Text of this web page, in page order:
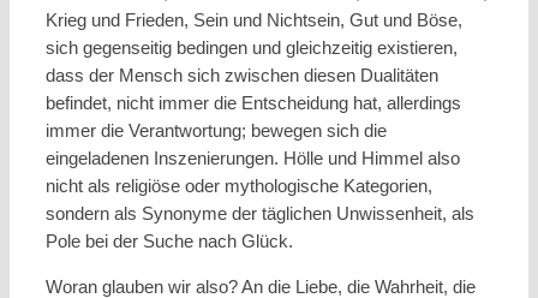
Krieg und Frieden, Sein und Nichtsein, Gut und Böse,
sich gegenseitig bedingen und gleichzeitig existieren,
dass der Mensch sich zwischen diesen Dualitäten
befindet, nicht immer die Entscheidung hat, allerdings
immer die Verantwortung; bewegen sich die
eingeladenen Inszenierungen. Hölle und Himmel also
nicht als religiöse oder mythologische Kategorien,
sondern als Synonyme der täglichen Unwissenheit, als
Pole bei der Suche nach Glück.
Woran glauben wir also? An die Liebe, die Wahrheit, die